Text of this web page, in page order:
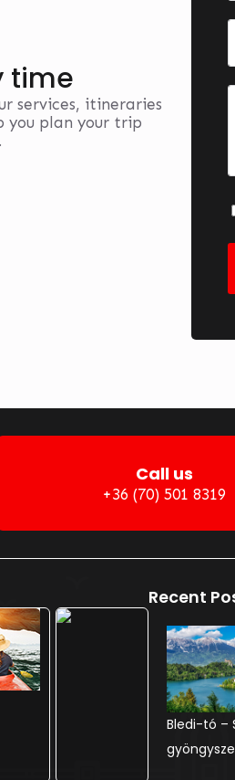
time
services, itineraries
you plan your trip
Call us
+36 (70) 501 8319
Recent
Adršpach
Bledi-tó –
Sankt
mesebeli